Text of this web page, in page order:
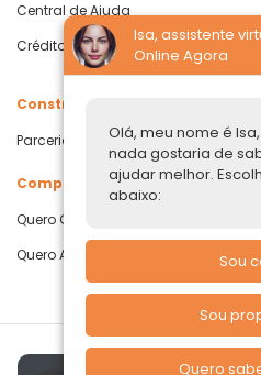
Isa, assistente
Online Agora
Olá, meu nome é
nada gostaria de
ajudar melhor.
abaixo:
Sou
Sou
Quero
Central de Ajuda
Crédito com Garantia de Imóvel
Construtoras
Parcerias Imobiliárias
Comprar ou alugar
Quero Comprar
Quero Alugar